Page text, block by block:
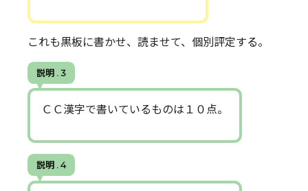
これも黒板に書かせ、読ませて、個別評定する。
説明 . 3
ＣＣ漢字で書いているものは１０点。
説明 . 4